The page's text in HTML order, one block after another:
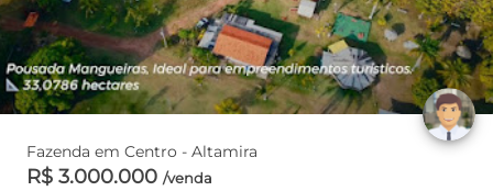
Fazenda em Centro - Altamira
R$ 3.000.000 /venda